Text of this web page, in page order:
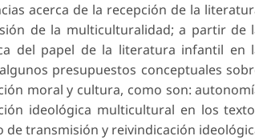
acerca de la recepción de la
de la multiculturalidad; a partir de
del papel de la literatura infantil en
presupuestos conceptuales
moral y cultura, como son:
ideológica multicultural en los
transmisión y reivindicación